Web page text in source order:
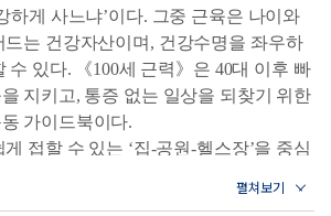
하게 사느냐’이다. 그중 근육은 나이와
드는 건강자산이며, 건강수명을 좌우하
수 있다. 《100세 근력》은 40대 이후 빠
지키고, 통증 없는 일상을 되찾기 위한
가이드북이다.
접할 수 있는 ‘집-공원-헬스장’을 중심
. 집에서는 스트레칭을 통해 통증과 유연